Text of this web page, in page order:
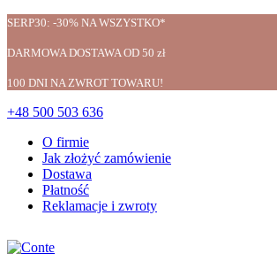
SERP30: -30% NA WSZYSTKO*
DARMOWA DOSTAWA OD 50 zł
100 DNI NA ZWROT TOWARU!
+48 500 503 636
O firmie
Jak złożyć zamówienie
Dostawa
Płatność
Reklamacje i zwroty